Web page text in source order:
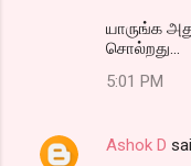
யாருங்க
சொல்றது...
5:01 PM
Ashok D